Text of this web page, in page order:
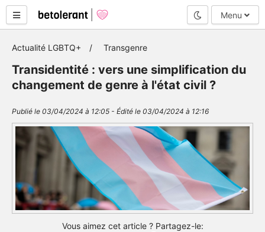
Mode nuit
Menu
Actualité LGBTQ+ Transgenre
Transidentité : vers une simplification du
changement de genre à l'état civil ?
Publié le 03/04/2024 à 12:05 - Édité le 03/04/2024 à 12:16
Vous aimez cet article ? Partagez-le: